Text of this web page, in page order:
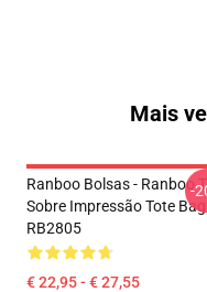
Mais
Ranboo Bolsas - Ranboo
Sobre Impressão Tote Bag
RB2805
€ 22,95 - € 27,55
-